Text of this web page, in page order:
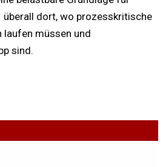
dort, wo prozesskritische
müssen und
sind.